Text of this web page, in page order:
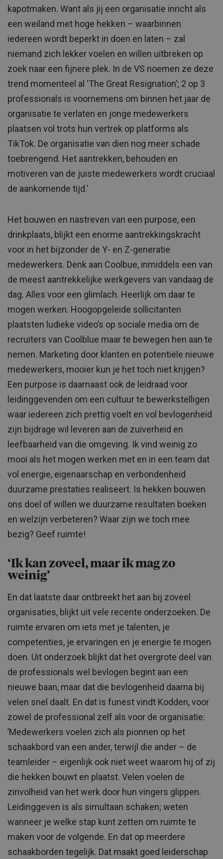
kapotmaken. Want als jij een organisatie inricht als
een weiland met hoge hekken – waarbinnen
iedereen wordt beperkt in doen en laten – zal
niemand zich lekker voelen en willen uitbreken op
zoek naar een fijnere plek. In de VS noemen ze deze
trend momenteel al ‘The Great Resignation’; 2 op 3
professionals is voornemens om binnen het jaar de
organisatie te verlaten en jonge medewerkers
plaatsen vol trots hun vertrek op platforms als
TikTok. De organisatie van dien nog meer schade
toebrengend. Het aantrekken, behouden en
motiveren van de juiste medewerkers wordt cruciaal
de aankomende tijd.’
Het bouwen en nastreven van een purpose, een
drinkplaats, blijkt een enorme aantrekkingskracht
voor in het bijzonder de Y- en Z-generatie
medewerkers. Denk aan Coolbue, inmiddels een van
de meest aantrekkelijke werkgevers van vandaag de
dag. Alles voor een glimlach. Heerlijk om daar te
mogen werken. Hoogopgeleide sollicitanten
plaatsten ludieke video’s op sociale media om de
recruiters van Coolblue maar te bewegen hen aan te
nemen. Marketing door klanten en potentiële nieuwe
medewerkers, mooier kun je het toch niet krijgen?
Een purpose is daarnaast ook de leidraad voor
leidinggevenden om een cultuur te bewerkstelligen
waar iedereen zich prettig voelt en vol bevlogenheid
zijn bijdrage wil leveren aan de zuiverheid en
leefbaarheid van die omgeving. Ik vind weinig zo
mooi als het mogen werken met en in een team dat
vol energie, eigenaarschap en verbondenheid
duurzame prestaties realiseert. Is hekken bouwen
ons doel of willen we duurzame resultaten boeken
en welzijn verbeteren? Waar zijn we toch mee
bezig? Geef ruimte!
‘Ik kan zoveel, maar ik mag zo
weinig’
En dat laatste daar ontbreekt het aan bij zoveel
organisaties, blijkt uit vele recente onderzoeken. De
ruimte ervaren om iets met je talenten, je
competenties, je ervaringen en je energie te mogen
doen. Uit onderzoek blijkt dat het overgrote deel van
de professionals wel bevlogen begint aan een
nieuwe baan, maar dat die bevlogenheid daarna bij
velen snel daalt. En dat is funest vindt Kodden, voor
zowel de professional zelf als voor de organisatie:
’Medewerkers voelen zich als pionnen op het
schaakbord van een ander, terwijl die ander – de
teamleider – eigenlijk ook niet weet waarom hij of zij
die hekken bouwt en plaatst. Velen voelen de
zinvolheid van het werk door hun vingers glippen.
Leidinggeven is als simultaan schaken; weten
wanneer je welke stap kunt zetten om ruimte te
maken voor de volgende. En dat op meerdere
schaakborden tegelijk. Dat maakt goed leiderschap